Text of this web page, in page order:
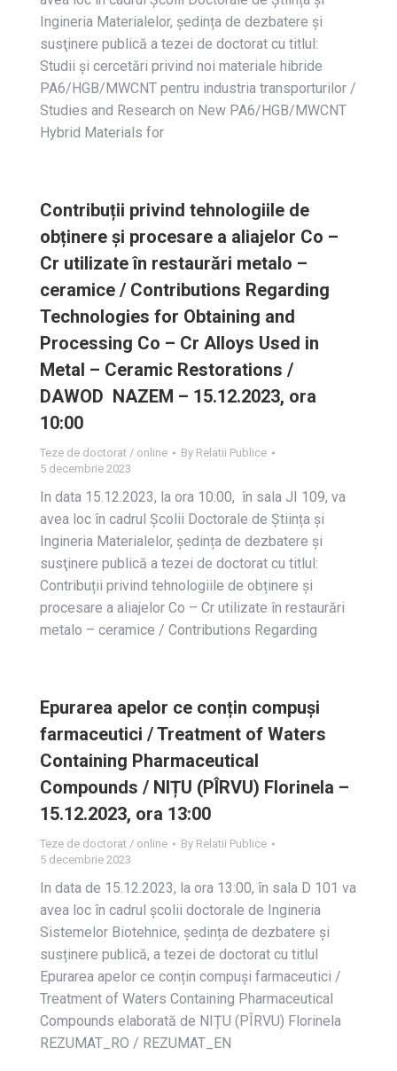
Ingineria Materialelor, ședința de dezbatere și
susţinere publică a tezei de doctorat cu titlul:
Studii și cercetări privind noi materiale hibride
PA6/HGB/MWCNT pentru industria transporturilor /
Studies and Research on New PA6/HGB/MWCNT
Hybrid Materials for
Contribuții privind tehnologiile de
obținere și procesare a aliajelor Co –
Cr utilizate în restaurări metalo –
ceramice / Contributions Regarding
Technologies for Obtaining and
Processing Co – Cr Alloys Used in
Metal – Ceramic Restorations /
DAWOD NAZEM – 15.12.2023, ora
10:00
Teze de doctorat / online By Relatii Publice
5 decembrie 2023
In data 15.12.2023, la ora 10:00, în sala JI 109, va
avea loc în cadrul Școlii Doctorale de Știința și
Ingineria Materialelor, ședința de dezbatere și
susţinere publică a tezei de doctorat cu titlul:
Contribuții privind tehnologiile de obținere și
procesare a aliajelor Co – Cr utilizate în restaurări
metalo – ceramice / Contributions Regarding
Epurarea apelor ce conțin compuși
farmaceutici / Treatment of Waters
Containing Pharmaceutical
Compounds / NIȚU (PÎRVU) Florinela –
15.12.2023, ora 13:00
Teze de doctorat / online By Relatii Publice
5 decembrie 2023
In data de 15.12.2023, la ora 13:00, în sala D 101 va
avea loc în cadrul școlii doctorale de Ingineria
Sistemelor Biotehnice, ședința de dezbatere și
susținere publică, a tezei de doctorat cu titlul
Epurarea apelor ce conțin compuși farmaceutici /
Treatment of Waters Containing Pharmaceutical
Compounds elaborată de NIȚU (PÎRVU) Florinela
REZUMAT_RO / REZUMAT_EN